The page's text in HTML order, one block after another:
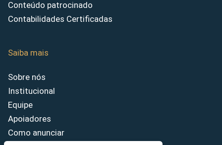
Conteúdo patrocinado
Contabilidades Certificadas
Saiba mais
Sobre nós
Institucional
Equipe
Apoiadores
Como anunciar